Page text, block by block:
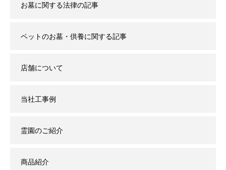
お墓に関する法律の記事
ペットのお墓・供養に関する記事
店舗について
当社工事例
霊園のご紹介
商品紹介